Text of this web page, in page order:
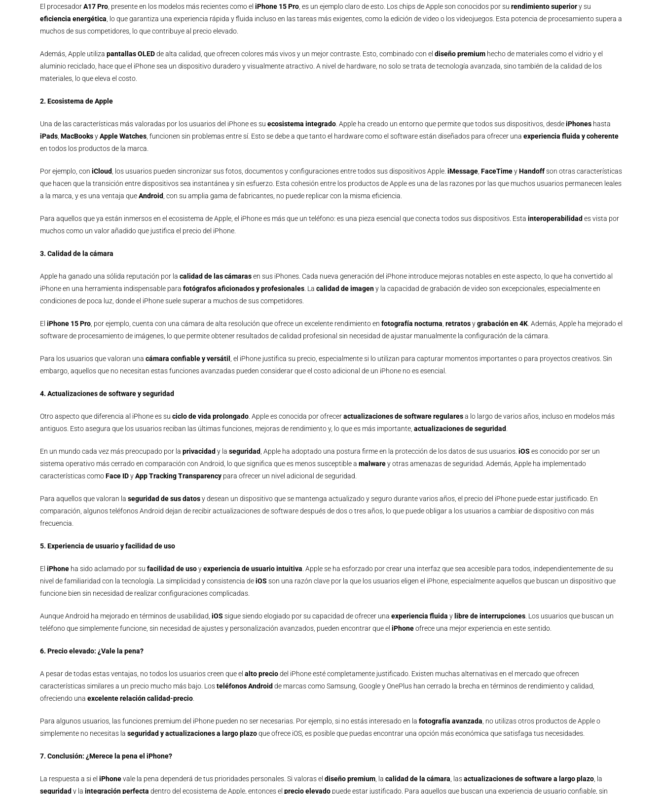
El procesadorA17 Pro, presente en los modelos más recientes como el iPhone 15 Pro, es un ejemplo claro de esto. Los chips de Apple son conocidos por su rendimiento superiory su
eficiencia energética, lo que garantiza una experiencia rápida y fluida incluso en las tareas más exigentes, como la edición de video o los videojuegos. Esta potencia de procesamiento supera a
muchos de sus competidores, lo que contribuye al precio elevado.
Además, Apple utiliza pantallas OLEDde alta calidad, que ofrecen colores más vivos y un mejor contraste. Esto, combinado con el diseño premiumhecho de materiales como el vidrio y el
aluminio reciclado, hace que el iPhone sea un dispositivo duradero y visualmente atractivo. A nivel de hardware, no solo se trata de tecnología avanzada, sino también de la calidad de los
materiales, lo que eleva el costo.
2. Ecosistema de Apple
Una de las características más valoradas por los usuarios del iPhone es su ecosistema integrado. Apple ha creado un entorno que permite que todos sus dispositivos, desdeiPhoneshasta
iPads, MacBooksyApple Watches, funcionen sin problemas entre sí. Esto se debe a que tanto el hardware como el software están diseñados para ofrecer una experiencia fluida y coherente
en todos los productos de la marca.
Por ejemplo, con iCloud, los usuarios pueden sincronizar sus fotos, documentos y configuraciones entre todos sus dispositivos Apple. iMessage, FaceTimeyHandoffson otras características
que hacen que la transición entre dispositivos sea instantánea y sin esfuerzo. Esta cohesión entre los productos de Apple es una de las razones por las que muchos usuarios permanecen leales
a la marca, y es una ventaja queAndroid, con su amplia gama de fabricantes, no puede replicar con la misma eficiencia.
Para aquellos que ya están inmersos en el ecosistema de Apple, el iPhone es más que un teléfono: es una pieza esencial que conecta todos sus dispositivos. Esta interoperabilidad es vista por
muchos como un valor añadido que justifica el precio del iPhone.
3. Calidad de la cámara
Apple ha ganado una sólida reputación por la calidad de las cámarasen sus iPhones. Cada nueva generación del iPhone introduce mejoras notables en este aspecto, lo que ha convertido al
iPhone en una herramienta indispensable para fotógrafos aficionados y profesionales. La calidad de imageny la capacidad de grabación de video son excepcionales, especialmente en
condiciones de poca luz, donde el iPhone suele superar a muchos de sus competidores.
El iPhone 15 Pro, por ejemplo, cuenta con una cámara de alta resolución que ofrece un excelente rendimiento en fotografía nocturna, retratosygrabación en 4K. Además, Apple ha mejorado el
software de procesamiento de imágenes, lo que permite obtener resultados de calidad profesional sin necesidad de ajustar manualmente la configuración de la cámara.
Para los usuarios que valoran una cámara confiable y versátil , el iPhone justifica su precio, especialmente si lo utilizan para capturar momentos importantes o para proyectos creativos. Sin
embargo, aquellos que no necesitan estas funciones avanzadas pueden considerar que el costo adicional de un iPhone no es esencial.
4. Actualizaciones de software y seguridad
Otro aspecto que diferencia al iPhone es su ciclo de vida prolongado. Apple es conocida por ofreceractualizaciones de software regularesa lo largo de varios años, incluso en modelos más
antiguos. Esto asegura que los usuarios reciban las últimas funciones, mejoras de rendimiento y, lo que es más importante, actualizaciones de seguridad.
En un mundo cada vez más preocupado por la privacidad y la seguridad, Apple ha adoptado una postura firme en la protección de los datos de sus usuarios. iOS es conocido por ser un
sistema operativo más cerrado en comparación con Android, lo que significa que es menos susceptible a malwarey otras amenazas de seguridad. Además, Apple ha implementado
características comoFace IDyApp Tracking Transparencypara ofrecer un nivel adicional de seguridad.
Para aquellos que valoran la seguridad de sus datosy desean un dispositivo que se mantenga actualizado y seguro durante varios años, el precio del iPhone puede estar justificado. En
comparación, algunos teléfonos Android dejan de recibir actualizaciones de software después de dos o tres años, lo que puede obligar a los usuarios a cambiar de dispositivo con más
frecuencia.
5. Experiencia de usuario y facilidad de uso
El iPhoneha sido aclamado por su facilidad de usoyexperiencia de usuario intuitiva. Apple se ha esforzado por crear una interfaz que sea accesible para todos, independientemente de su
nivel de familiaridad con la tecnología. La simplicidad y consistencia deiOS son una razón clave por la que los usuarios eligen el iPhone, especialmente aquellos que buscan un dispositivo que
funcione bien sin necesidad de realizar configuraciones complicadas.
Aunque Android ha mejorado en términos de usabilidad, iOS sigue siendo elogiado por su capacidad de ofrecer una experiencia fluida y libre de interrupciones. Los usuarios que buscan un
teléfono que simplemente funcione, sin necesidad de ajustes y personalización avanzados, pueden encontrar que el iPhoneofrece una mejor experiencia en este sentido.
6. Precio elevado: ¿Vale la pena?
A pesar de todas estas ventajas, no todos los usuarios creen que el alto preciodel iPhone esté completamente justificado. Existen muchas alternativas en el mercado que ofrecen
características similares a un precio mucho más bajo. Losteléfonos Android de marcas como Samsung, Google y OnePlus han cerrado la brecha en términos de rendimiento y calidad,
ofreciendo una excelente relación calidad-precio.
Para algunos usuarios, las funciones premium del iPhone pueden no ser necesarias. Por ejemplo, si no estás interesado en la fotografía avanzada, no utilizas otros productos de Apple o
simplemente no necesitas la seguridad y actualizaciones a largo plazoque ofrece iOS, es posible que puedas encontrar una opción más económica que satisfaga tus necesidades.
7. Conclusión: ¿Merece la pena el iPhone?
La respuesta a si el iPhonevale la pena dependerá de tus prioridades personales. Si valoras el diseño premium, la calidad de la cámara, lasactualizaciones de software a largo plazo, la
seguridad y la integración perfecta dentro del ecosistema de Apple, entonces el precio elevadopuede estar justificado. Para aquellos que buscan una experiencia de usuario confiable, sin